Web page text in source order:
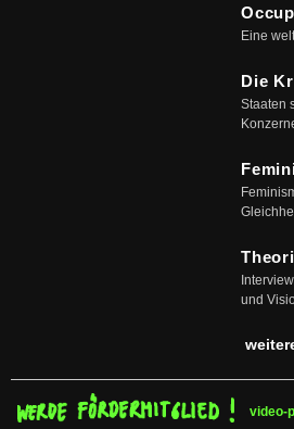
Eine
Die
Staaten
und
video-